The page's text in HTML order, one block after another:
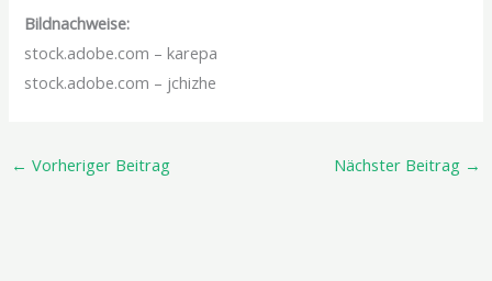
Bildnachweise:
stock.adobe.com – karepa
stock.adobe.com – jchizhe
← Vorheriger Beitrag Nächster Beitrag →